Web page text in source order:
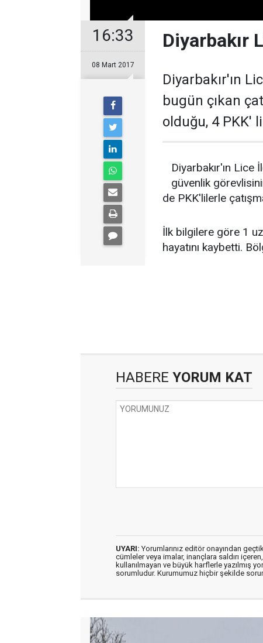
16:33
08 Mart 2017
Diyarbakır
Diyarbakır'ın
bugün çıkan
olduğu, 4 PKK'
Diyarbakır'ın Lice
güvenlik
de PKK'lilerle
İlk bilgilere göre 1
hayatını kaybetti.
HABERE YORUM KAT
UYARI: Yorumlarınız editör onayından
cümleler veya imalar, inançlara saldırı
kullanılmayan ve büyük harflerle yazılmış
sorumludur. Kurumumuz hiçbir şekilde